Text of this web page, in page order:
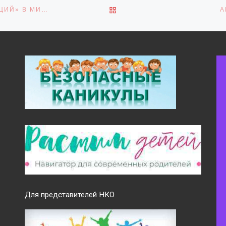
ИТОГИ РЕГИОНАЛЬНОЙ ШКОЛЫ «НАСЛЕДНИКИ ТРАДИЦИЙ» В МИЧУРИНСКЕ ОБРАТНО К СПИСКУ
Для представителей НКО